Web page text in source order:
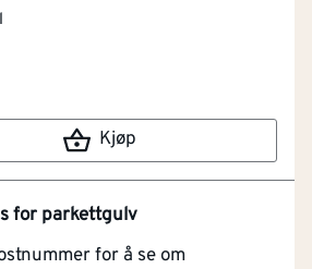
Kjøp
for parkettgulv
for å se om